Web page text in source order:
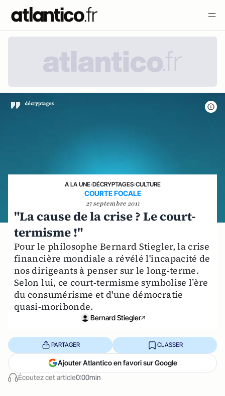
A LA UNE›DÉCRYPTAGES›CULTURE
COURTE FOCALE
27 septembre 2011
"La cause de la crise ? Le court-
termisme !"
Pour le philosophe Bernard Stiegler, la crise
financière mondiale a révélé l'incapacité de
nos dirigeants à penser sur le long-terme.
Selon lui, ce court-termisme symbolise l’ère
du consumérisme et d'une démocratie
quasi-moribonde.
Bernard Stiegler
Écoutez cet article0:00min
PARTAGER CLASSER
Ajouter Atlantico en favori sur Google